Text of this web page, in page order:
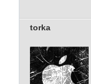
torka